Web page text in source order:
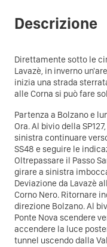
Descrizione
Direttamente sotto le
Lavazè, in inverno
inizia una strada
alle Corna si può fare
Partenza a Bolzano e
Ora. Al bivio della
sinistra continuare
SS48 e seguire le
Oltrepassare il Passo
girare a sinistra
Deviazione da Lavazè
Corno Nero. Ritornare
direzione Bolzano. Al
Ponte Nova scendere
accendere la luce
tunnel uscendo dalla